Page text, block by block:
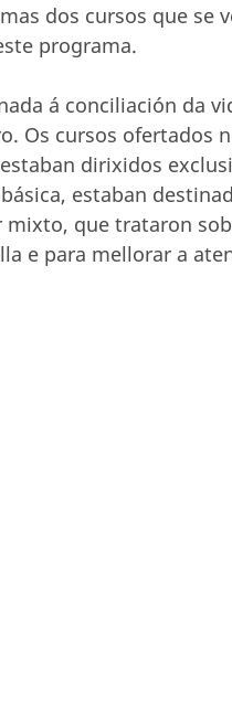
dos cursos que se
programa.
á conciliación da
Os cursos ofertados
dirixidos
estaban
que trataron
e para mellorar a